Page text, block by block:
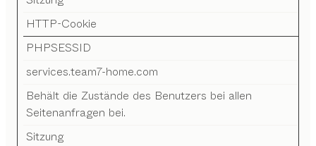
HTTP-Cookie
PHPSESSID
services.team7-home.com
Behält die Zustände des Benutzers bei allen
Seitenanfragen bei.
Sitzung